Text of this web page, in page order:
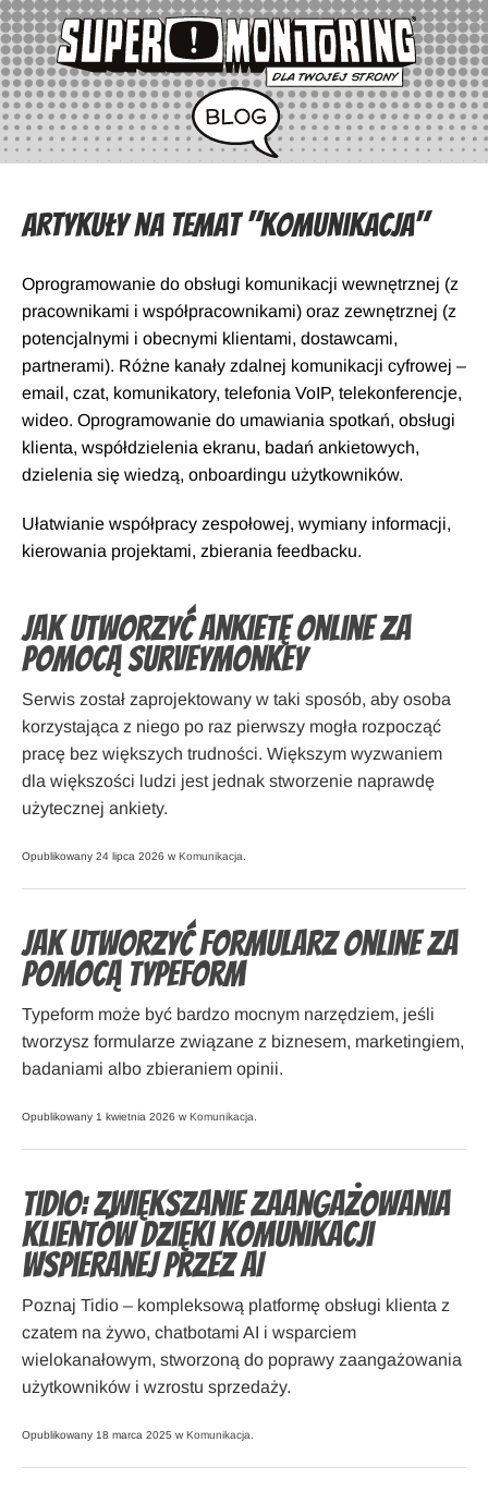
Artykuły na temat "Komunikacja"
Oprogramowanie do obsługi komunikacji wewnętrznej (z
pracownikami i współpracownikami) oraz zewnętrznej (z
potencjalnymi i obecnymi klientami, dostawcami,
partnerami). Różne kanały zdalnej komunikacji cyfrowej –
email, czat, komunikatory, telefonia VoIP, telekonferencje,
wideo. Oprogramowanie do umawiania spotkań, obsługi
klienta, współdzielenia ekranu, badań ankietowych,
dzielenia się wiedzą, onboardingu użytkowników.
Ułatwianie współpracy zespołowej, wymiany informacji,
kierowania projektami, zbierania feedbacku.
Jak utworzyć ankietę online za
pomocą SurveyMonkey
Serwis został zaprojektowany w taki sposób, aby osoba
korzystająca z niego po raz pierwszy mogła rozpocząć
pracę bez większych trudności. Większym wyzwaniem
dla większości ludzi jest jednak stworzenie naprawdę
użytecznej ankiety.
Opublikowany 24 lipca 2026 w Komunikacja
Jak utworzyć formularz online za
pomocą Typeform
Typeform może być bardzo mocnym narzędziem, jeśli
tworzysz formularze związane z biznesem, marketingiem,
badaniami albo zbieraniem opinii.
Opublikowany 1 kwietnia 2026 w Komunikacja
Tidio: zwiększanie zaangażowania
klientów dzięki komunikacji
wspieranej przez AI
Poznaj Tidio – kompleksową platformę obsługi klienta z
czatem na żywo, chatbotami AI i wsparciem
wielokanałowym, stworzoną do poprawy zaangażowania
użytkowników i wzrostu sprzedaży.
Opublikowany 18 marca 2025 w Komunikacja